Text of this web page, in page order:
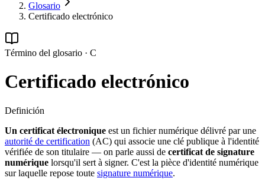
Glosario
Certificado electrónico
Término del glosario · C
Certificado electrónico
Definición
Un certificat électronique est un fichier numérique délivré par une
autorité de certification (AC) qui associe une clé publique à l'identité
vérifiée de son titulaire — on parle aussi de certificat de signature
numérique lorsqu'il sert à signer. C'est la pièce d'identité numérique
sur laquelle repose toute signature numérique.